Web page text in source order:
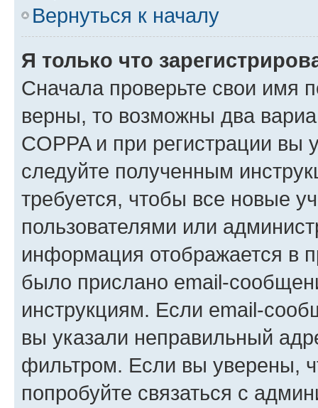
Вернуться к началу
Я только что
Сначала проверьте свои имя
верны, то возможны два
COPPA и при регистрации вы
следуйте полученным
требуется, чтобы все новые
пользователями или
информация отображается в
было прислано email-
инструкциям. Если email-
вы указали неправильный
фильтром. Если вы уверены,
попробуйте связаться с